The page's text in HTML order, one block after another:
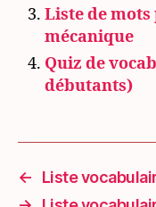
Liste de
mécanique
Quiz de
débutants)
←
Liste